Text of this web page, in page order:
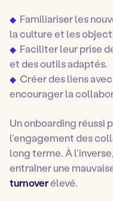
Familiariser les
la culture et les
Faciliter leur prise
et des outils adaptés.
Créer des liens
encourager la
Un onboarding réussi
l’engagement des
long terme. À
entraîner une
turnoverélevé.